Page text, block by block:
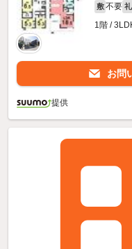
敷 不要 礼
1階 /
お問
提供